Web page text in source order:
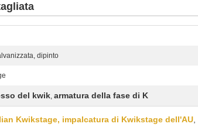
dipinto
del kwik, armatura della fase di K
Kwikstage, impalcatura di Kwikstage dell'AU